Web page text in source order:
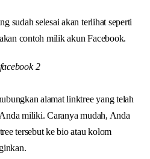
sudah selesai akan terlihat seperti
contoh milik akun Facebook.
alamat linktree yang telah
miliki. Caranya mudah, Anda
tersebut ke bio atau kolom